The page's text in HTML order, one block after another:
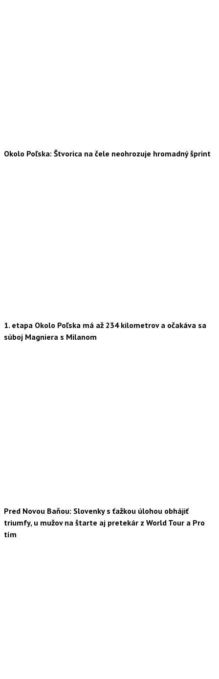
Okolo Poľska: Štvorica na čele neohrozuje hromadný šprint
1. etapa Okolo Poľska má až 234 kilometrov a očakáva sa
súboj Magniera s Milanom
Pred Novou Baňou: Slovenky s ťažkou úlohou obhájiť
triumfy, u mužov na štarte aj pretekár z World Tour a Pro
tím